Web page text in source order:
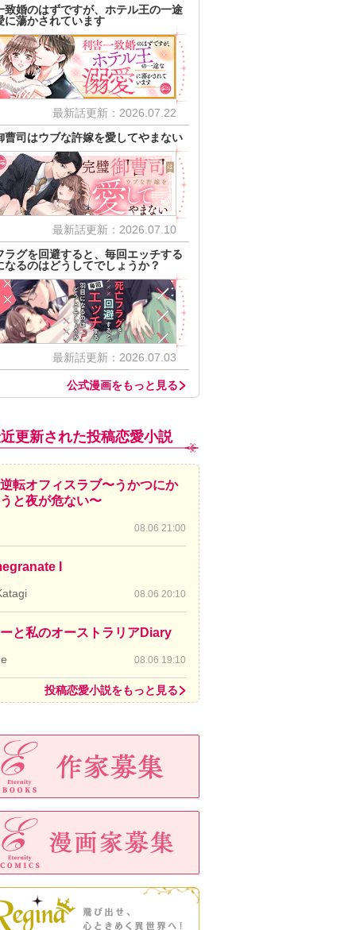
致婚のはずですが、ホテル王の一途
に蕩かされています
最新話更新：2026.07.22
曹司はウブな許嫁を愛してやまない
最新話更新：2026.07.10
ラグを回避すると、毎回エッチする
なるのはどうしてでしょうか？
最新話更新：2026.07.03
公式漫画をもっと見る
更新された投稿恋愛小説
転オフィスラブ〜うかつにか
と夜が危ない〜
08.06 21:00
I
08.06 20:10
と私のオーストラリアDiary
08.06 19:10
投稿恋愛小説をもっと見る